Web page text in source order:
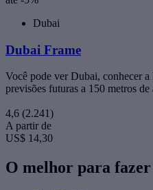
Dubai
Dubai Frame
Você pode ver Dubai, conhecer
previsões futuras a 150 metros de
4,6 (2.241)
A partir de
US$ 14,30
O melhor para